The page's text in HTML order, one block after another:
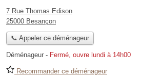
7 Rue Thomas Edison
25000 Besançon
📞 Appeler ce déménageur
Déménageur - Fermé, ouvre lundi à 14h00
Recommander ce déménageur